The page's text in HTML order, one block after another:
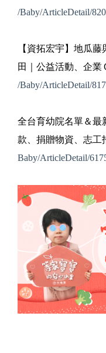
/Baby/ArticleDetail/
【資拓宏宇】地瓜
田｜公益活動、企業
/Baby/ArticleDetail/
全台育幼院名單＆最
款、捐贈物資、志工
Baby/ArticleDetail/